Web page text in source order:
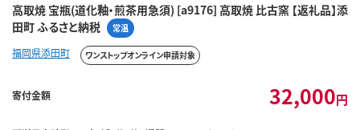
高取焼 宝瓶(道化釉・煎茶用急須) [a9176] 高取焼 比古窯 【返礼品】添
田町 ふるさと納税
常温
福岡県添田町 ワンストップオンライン申請対象
寄付金額 32,000円